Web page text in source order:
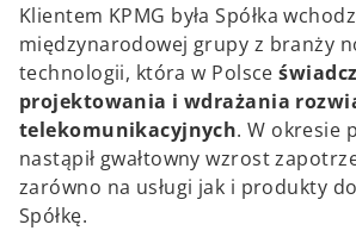
Klientem KPMG była Spółka
międzynarodowej grupy z branży
technologii, która w Polsce
projektowania i wdrażania
telekomunikacyjnych. W okresie
nastąpił gwałtowny wzrost
zarówno na usługi jak i produkty
Spółkę.